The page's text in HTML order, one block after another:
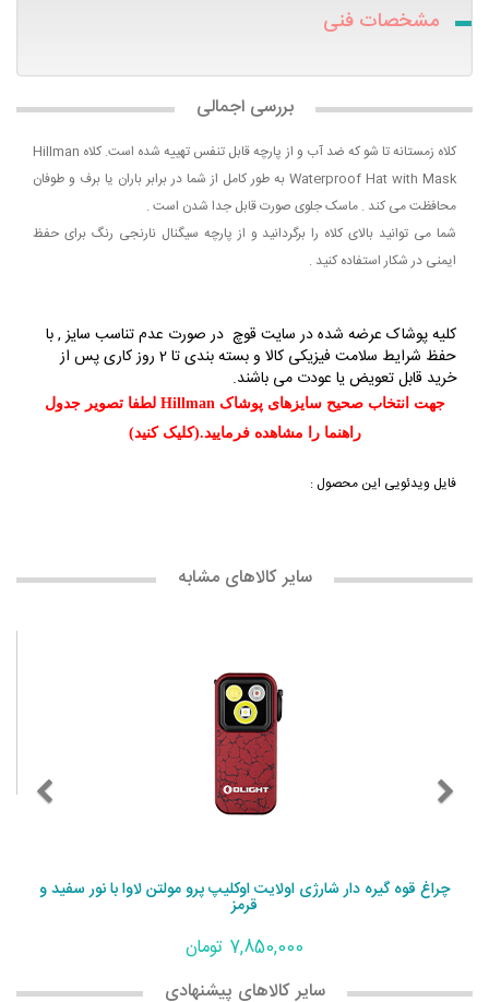
مشخصات فنی
بررسی اجمالی
کلاه زمستانه تا شو که ضد آب و از پارچه قابل تنفس تهییه شده است. کلاه Hillman
Waterproof Hat with Mask به طور کامل از شما در برابر باران یا برف و طوفان
محافظت می کند . ماسک جلوی صورت قابل جدا شدن است .
شما می توانید بالای کلاه را برگردانید و از پارچه سیگنال نارنجی رنگ برای حفظ
ایمنی در شکار استفاده کنید .
کلیه پوشاک عرضه شده در سایت قوچ در صورت عدم تناسب سایز , با
حفظ شرایط سلامت فیزیکی کالا و بسته بندی تا2 روز کاری
پس از
خرید قابل تعویض یا عودت می باشند.
جهت انتخاب صحیح سایزهای پوشاک Hillman لطفا تصویر جدول
راهنما را مشاهده فرمایید.(کلیک کنید)
فایل ویدئویی این محصول :
سایر کالاهای مشابه
چراغ قوه گیره دار شارژی اولایت اوکلیپ پرو مولتن لاوا با نور سفید و
قرمز
7,850,000 تومان
سایر کالاهای پیشنهادی